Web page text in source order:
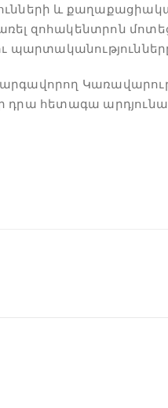
և
զոհակենտրոն
դրա հետագա